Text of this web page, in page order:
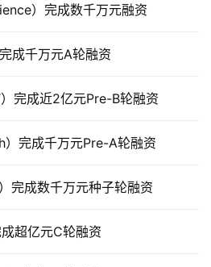
）完成数千万元融资
成千万元A轮融资
完成近2亿元Pre-B轮融资
完成千万元Pre-A轮融资
完成数千万元种子轮融资
超亿元C轮融资